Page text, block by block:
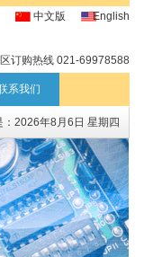
中文版 English
订购热线 021-69978588
系我们
2026年8月6日 星期四